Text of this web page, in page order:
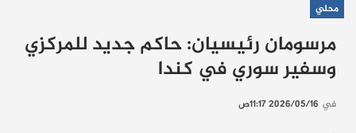
محلي
مرسومان رئيسيان: حاكم جديد للمركزي
وسفير سوري في كندا
في 2026/05/16 11:17ص